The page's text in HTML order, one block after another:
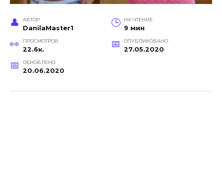
АВТОР
DanilaMaster1
НА ЧТЕНИЕ
9 мин
ПРОСМОТРОВ
22.6к.
ОПУБЛИКОВАНО
27.05.2020
ОБНОВЛЕНО
20.06.2020